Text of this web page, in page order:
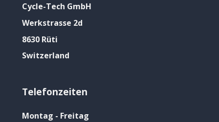
Cycle-Tech GmbH
Werkstrasse 2d
8630 Rüti
Switzerland
Telefonzeiten
Montag - Freitag